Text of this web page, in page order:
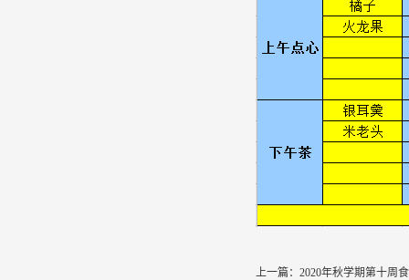
上一篇： 2020年秋学期第十周